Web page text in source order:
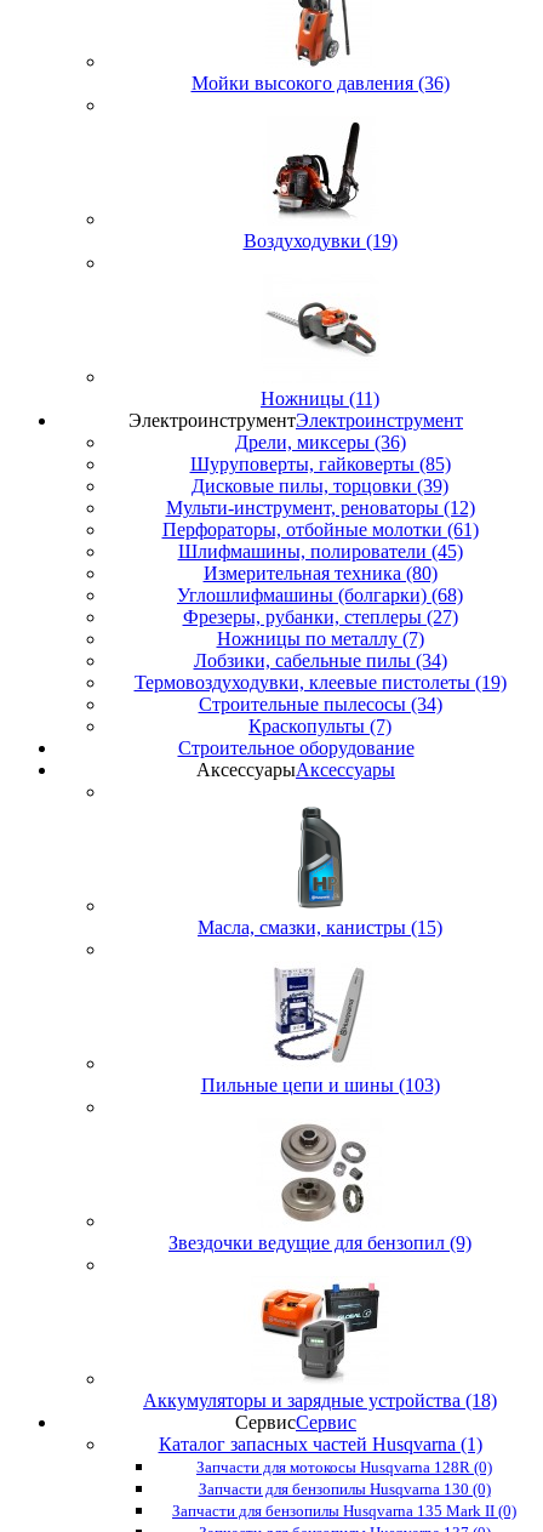
Мойки высокого давления (36)
Воздуходувки (19)
Ножницы (11)
ЭлектроинструментЭлектроинструмент
Дрели, миксеры (36)
Шуруповерты, гайковерты (85)
Дисковые пилы, торцовки (39)
Мульти-инструмент, реноваторы (12)
Перфораторы, отбойные молотки (61)
Шлифмашины, полирователи (45)
Измерительная техника (80)
Углошлифмашины (болгарки) (68)
Фрезеры, рубанки, степлеры (27)
Ножницы по металлу (7)
Лобзики, сабельные пилы (34)
Термовоздуходувки, клеевые пистолеты (19)
Строительные пылесосы (34)
Краскопульты (7)
Строительное оборудование
АксессуарыАксессуары
Масла, смазки, канистры (15)
Пильные цепи и шины (103)
Звездочки ведущие для бензопил (9)
Аккумуляторы и зарядные устройства (18)
СервисСервис
Каталог запасных частей Husqvarna (1)
Запчасти для мотокосы Husqvarna 128R (0)
Запчасти для бензопилы Husqvarna 130 (0)
Запчасти для бензопилы Husqvarna 135 Mark II (0)